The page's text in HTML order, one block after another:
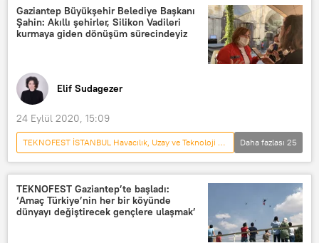
Haberler
SAVUNMA
YAŞAM
Doğu Akdeniz
Mustafa Varank
Sanayi ve Teknoloji Bakanlığı
yerli üretim
Savunma
Sanayi
Yerli sanayi
yerli ve milli ürünler
harekat
Libya
Recep Tayyip Erdoğan
Teknoloji
Ar-Ge
Özel sektör
genç
Gaziantep Büyükşehir Belediye Başkanı
Şahin: Akıllı şehirler, Silikon Vadileri
kurmaya giden dönüşüm sürecindeyiz
Elif Sudagezer
24 Eylül 2020, 15:09
TEKNOFEST İSTANBUL Havacılık, Uzay ve Teknoloji Festivali
GÖRÜŞ
Türkiye
DÜNYA
Haberler
SAVUNMA
YAŞAM
TÜRKİYE
Daha fazlası 25
TEKNOFEST Gaziantep’te başladı:
‘Amaç Türkiye’nin her bir köyünde
dünyayı değiştirecek gençlere ulaşmak’